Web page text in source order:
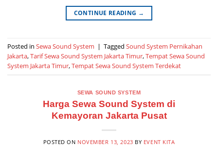
CONTINUE READING →
Posted in Sewa Sound System | Tagged Sound System Pernikahan
Jakarta,Tarif Sewa Sound System Jakarta Timur,Tempat Sewa Sound
System Jakarta Timur,Tempat Sewa Sound System Terdekat
SEWA SOUND SYSTEM
Harga Sewa Sound System di
Kemayoran Jakarta Pusat
POSTED ON NOVEMBER 13, 2023 BY EVENT KITA